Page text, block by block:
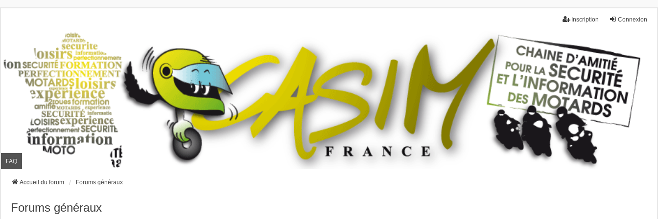
Connexion
Inscription
FAQ
Accueil du forum Forums généraux
Forums généraux